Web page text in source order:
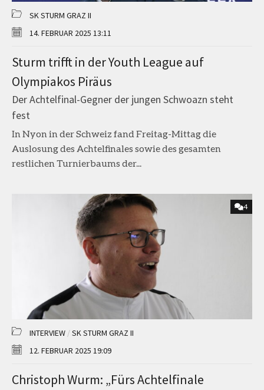
SK STURM GRAZ II
14. FEBRUAR 2025 13:11
Sturm trifft in der Youth League auf
Olympiakos Piräus
Der Achtelfinal-Gegner der jungen Schwoazn steht
fest
In Nyon in der Schweiz fand Freitag-Mittag die
Auslosung des Achtelfinales sowie des gesamten
restlichen Turnierbaums der...
4
INTERVIEW /SK STURM GRAZ II
12. FEBRUAR 2025 19:09
Christoph Wurm: „Fürs Achtelfinale